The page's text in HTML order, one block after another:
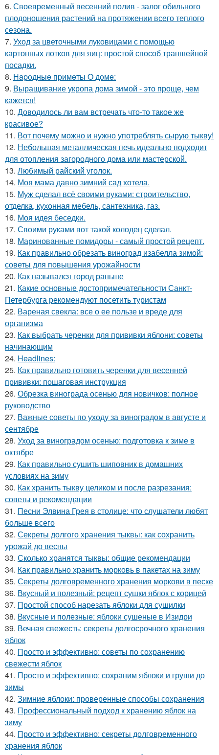
6. Своевременный весенний полив - залог обильного
плодоношения растений на протяжении всего теплого
сезона.
7. Уход за цветочными луковицами с помощью
картонных лотков для яиц: простой способ траншейной
посадки.
8. Нapoдныe пpимeты O дoмe:
9. Выращивание укропа дома зимой - это проще, чем
кажется!
10. Доводилось ли вам встречать что-то такое же
красивое?
11. Вот почему можно и нужно употреблять сырую тыкву!
12. Небольшая металлическая печь идеально подходит
для отопления загородного дома или мастерской.
13. Любимый райский уголок.
14. Моя мама давно зимний сад хотела.
15. Муж сделал всё своими руками: строительство,
отделка, кухонная мебель, сантехника, газ.
16. Моя идея беседки.
17. Своими руками вот такой колодец сделал.
18. Маринованные помидоры - самый простой рецепт.
19. Как правильно обрезать виноград изабелла зимой:
советы для повышения урожайности
20. Как назывался город раньше
21. Какие основные достопримечательности Санкт-
Петербурга рекомендуют посетить туристам
22. Вареная свекла: все о ее пользе и вреде для
организма
23. Как выбрать черенки для прививки яблони: советы
начинающим
24. Headlines:
25. Как правильно готовить черенки для весенней
прививки: пошаговая инструкция
26. Обрезка винограда осенью для новичков: полное
руководство
27. Важные советы по уходу за виноградом в августе и
сентябре
28. Уход за виноградом осенью: подготовка к зиме в
октябре
29. Как правильно сушить шиповник в домашних
условиях на зиму
30. Как хранить тыкву целиком и после разрезания:
советы и рекомендации
31. Песни Элвина Грея в столице: что слушатели любят
больше всего
32. Секреты долгого хранения тыквы: как сохранить
урожай до весны
33. Сколько хранятся тыквы: общие рекомендации
34. Как правильно хранить морковь в пакетах на зиму
35. Секреты долговременного хранения моркови в песке
36. Вкусный и полезный: рецепт сушки яблок с корицей
37. Простой способ нарезать яблоки для сушилки
38. Вкусные и полезные: яблоки сушеные в Изидри
39. Вечная свежесть: секреты долгосрочного хранения
яблок
40. Просто и эффективно: советы по сохранению
свежести яблок
41. Просто и эффективно: сохраним яблоки и груши до
зимы
42. Зимние яблоки: проверенные способы сохранения
43. Профессиональный подход к хранению яблок на
зиму
44. Просто и эффективно: секреты долговременного
хранения яблок